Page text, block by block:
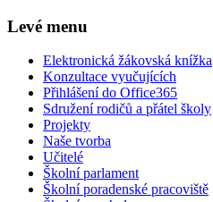
Levé menu
Elektronická žákovská knížka
Konzultace vyučujících
Přihlášení do Office365
Sdružení rodičů a přátel školy
Projekty
Naše tvorba
Učitelé
Školní parlament
Školní poradenské pracoviště